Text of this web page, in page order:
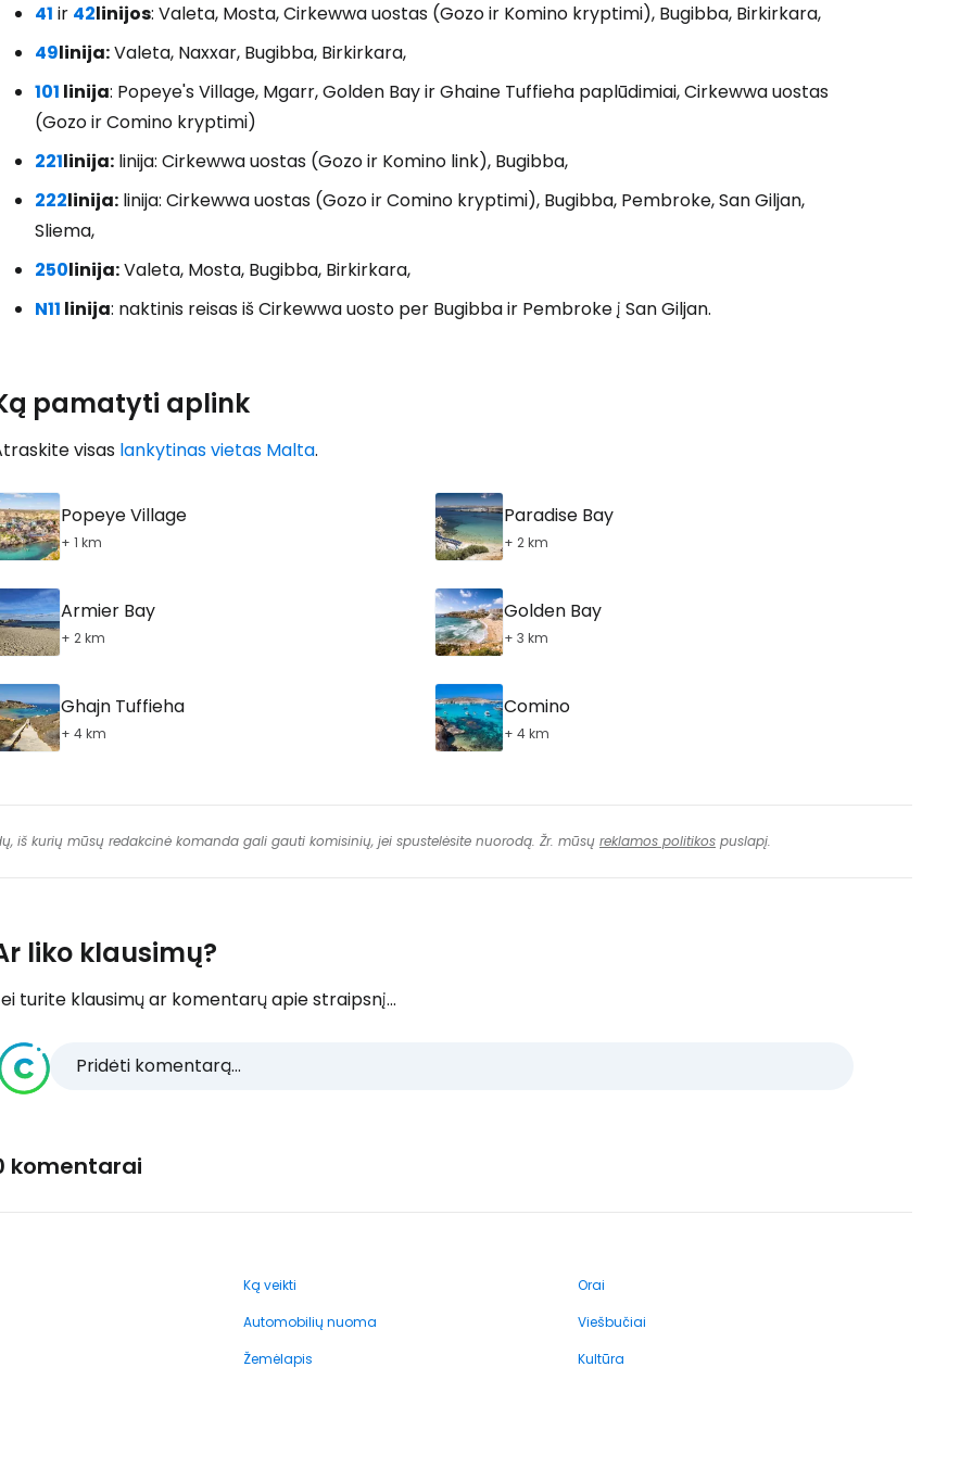
41 ir 42linijos: Valeta, Mosta, Cirkewwa uostas (Gozo ir Komino kryptimi), Bugibba, Birkirkara,
49linija:Valeta, Naxxar, Bugibba, Birkirkara,
101 linija: Popeye's Village, Mgarr, Golden Bay ir Ghaine Tuffieha paplūdimiai, Cirkewwa uostas
(Gozo ir Comino kryptimi)
221linija: linija: Cirkewwa uostas (Gozo ir Komino link), Bugibba,
222linija: linija: Cirkewwa uostas (Gozo ir Comino kryptimi), Bugibba, Pembroke, San Giljan,
Sliema,
250linija:Valeta, Mosta, Bugibba, Birkirkara,
N11 linija: naktinis reisas iš Cirkewwa uosto per Bugibba ir Pembroke į San Giljan.
pamatyti aplink
visas lankytinas vietas Malta.
Popeye Village
+ 1 km
Paradise Bay
+ 2 km
Armier Bay
+ 2 km
Golden Bay
+ 3 km
Ghajn Tuffieha
+ 4 km
Comino
+ 4 km
iš kurių mūsų redakcinė komanda gali gauti komisinių, jei spustelėsite nuorodą. Žr. mūsų reklamos politikos puslapį.
liko klausimų?
turite klausimų ar komentarų apie straipsnį...
Pridėti komentarą...
komentarai
Ką veikti
Orai
Automobilių nuoma
Viešbučiai
Žemėlapis
Kultūra